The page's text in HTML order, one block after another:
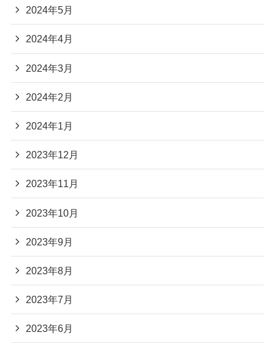
2024年5月
2024年4月
2024年3月
2024年2月
2024年1月
2023年12月
2023年11月
2023年10月
2023年9月
2023年8月
2023年7月
2023年6月